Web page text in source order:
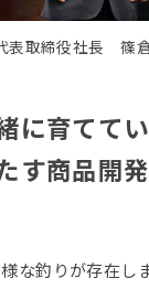
表取締役社長 篠
に育ててい
す商品開
な釣りが存在し